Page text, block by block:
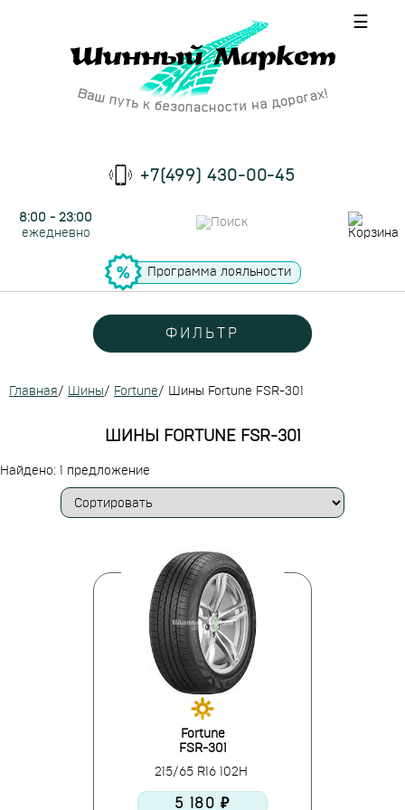
☰
+7(499) 430-00-45
8:00 - 23:00
ежедневно
Программа лояльности
ФИЛЬТР
Главная/ Шины/ Fortune/ Шины Fortune FSR-301
ШИНЫ FORTUNE FSR-301
Найдено: 1 предложение
Fortune
FSR-301
215/65 R16 102H
5 180 ₽